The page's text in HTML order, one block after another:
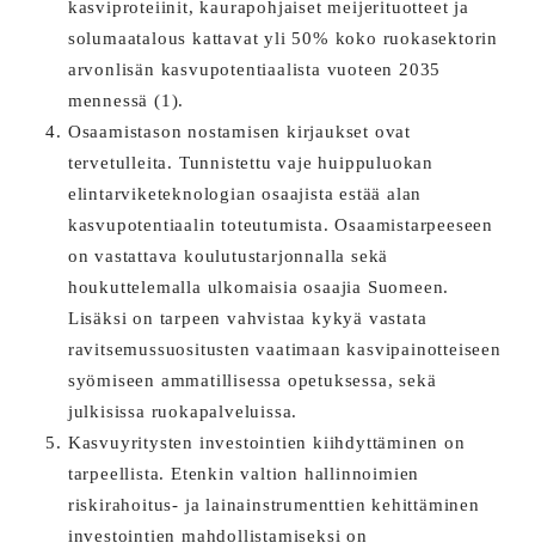
kasviproteiinit, kaurapohjaiset meijerituotteet ja
solumaatalous kattavat yli 50% koko ruokasektorin
arvonlisän kasvupotentiaalista vuoteen 2035
mennessä (1).
Osaamistason nostamisen kirjaukset ovat
tervetulleita. Tunnistettu vaje huippuluokan
elintarviketeknologian osaajista estää alan
kasvupotentiaalin toteutumista. Osaamistarpeeseen
on vastattava koulutustarjonnalla sekä
houkuttelemalla ulkomaisia osaajia Suomeen.
Lisäksi on tarpeen vahvistaa kykyä vastata
ravitsemussuositusten vaatimaan kasvipainotteiseen
syömiseen ammatillisessa opetuksessa, sekä
julkisissa ruokapalveluissa.
Kasvuyritysten investointien kiihdyttäminen on
tarpeellista. Etenkin valtion hallinnoimien
riskirahoitus- ja lainainstrumenttien kehittäminen
investointien mahdollistamiseksi on